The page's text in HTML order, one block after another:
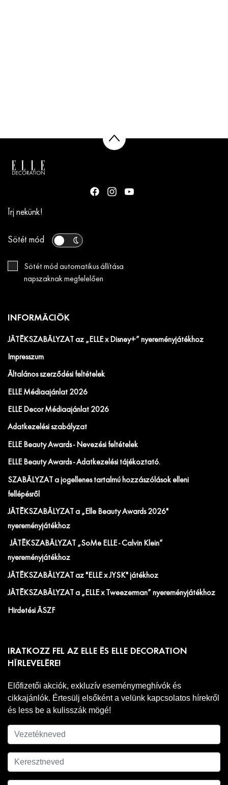
Írj nekünk!
Sötét mód
Sötét mód automatikus állítása
napszaknak megfelelően
INFORMÁCIÓK
JÁTÉKSZABÁLYZAT az „ELLE x Disney+” nyereményjátékhoz
Impresszum
Általános szerződési feltételek
ELLE Médiaajánlat 2026
ELLE Decor Médiaajánlat 2026
Adatkezelési szabályzat
ELLE Beauty Awards - Nevezési feltételek
ELLE Beauty Awards - Adatkezelési tájékoztató.
SZABÁLYZAT a jogellenes tartalmú hozzászólások elleni
fellépésről
JÁTÉKSZABÁLYZAT a „Elle Beauty Awards 2026"
nyereményjátékhoz
JÁTÉKSZABÁLYZAT „SoMe ELLE - Calvin Klein”
nyereményjátékhoz
JÁTÉKSZABÁLYZAT az "ELLE x JYSK" játékhoz
JÁTÉKSZABÁLYZAT a „ELLE x Tweezerman” nyereményjátékhoz
Hirdetési ÁSZF
IRATKOZZ FEL AZ ELLE ÉS ELLE DECORATION
HÍRLEVELÉRE!
Előfizetői akciók, exkluzív eseménymeghívók és
cikkajánlók. Értesülj elsőként a velünk kapcsolatos hírekről
és less be a kulisszák mögé!